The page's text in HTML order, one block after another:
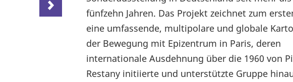
fünfzehn Jahren. Das Projekt zeichnet zum
eine umfassende, multipolare und globale
der Bewegung mit Epizentrum in Paris, deren
internationale Ausdehnung über die 1960 von
Restany initiierte und unterstützte Gruppe